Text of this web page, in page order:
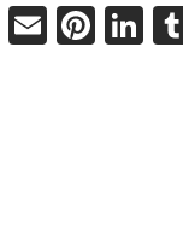
W E
Pi Li